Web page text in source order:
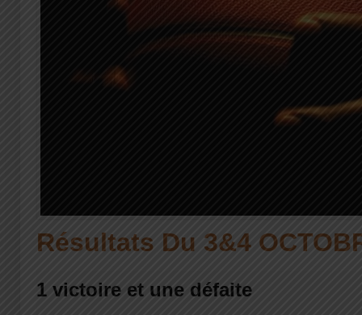
Résultats Du 3&4
1 victoire et une défaite